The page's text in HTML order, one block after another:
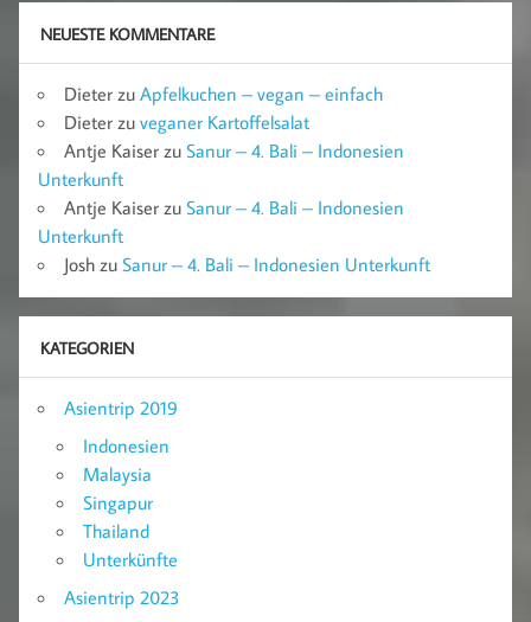
NEUESTE KOMMENTARE
Dieter zu Apfelkuchen – vegan – einfach
Dieter zu veganer Kartoffelsalat
Antje Kaiser zu Sanur – 4. Bali – Indonesien
Unterkunft
Antje Kaiser zu Sanur – 4. Bali – Indonesien
Unterkunft
Josh zu Sanur – 4. Bali – Indonesien Unterkunft
KATEGORIEN
Asientrip 2019
Indonesien
Malaysia
Singapur
Thailand
Unterkünfte
Asientrip 2023